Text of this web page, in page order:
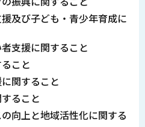
及び子ども・青少年育成に
支援に関すること
こと
関すること
ること
向上と地域活性化に関する